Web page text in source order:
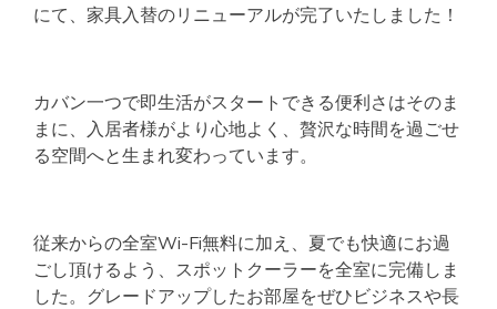
にて、家具入替のリニューアルが完了いたしました！
カバン一つで即生活がスタートできる便利さはそのま
まに、入居者様がより心地よく、贅沢な時間を過ごせ
る空間へと生まれ変わっています。
従来からの全室Wi-Fi無料に加え、夏でも快適にお過
ごし頂けるよう、スポットクーラーを全室に完備しま
した。グレードアップしたお部屋をぜひビジネスや長